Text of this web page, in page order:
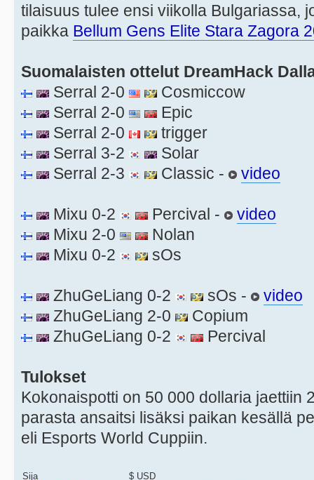
tilaisuus tulee ensi viikolla Bulgariassa,
paikka Bellum Gens Elite Stara Zagora
Suomalaisten ottelut DreamHack
Serral 2-0
Cosmiccow
Serral 2-0
Epic
Serral 2-0
trigger
Serral 3-2
Solar
Serral 2-3
Classic - video
Mixu 0-2 Percival -
video
Mixu 2-0
Nolan
Mixu 0-2
sOs
ZhuGeLiang 0-2 sOs -
video
ZhuGeLiang 2-0
Copium
ZhuGeLiang 0-2
Percival
Tulokset
Kokonaispotti on 50 000 dollaria jaettiin
parasta ansaitsi lisäksi paikan kesällä
eli Esports World Cuppiin.
Sija
$ USD